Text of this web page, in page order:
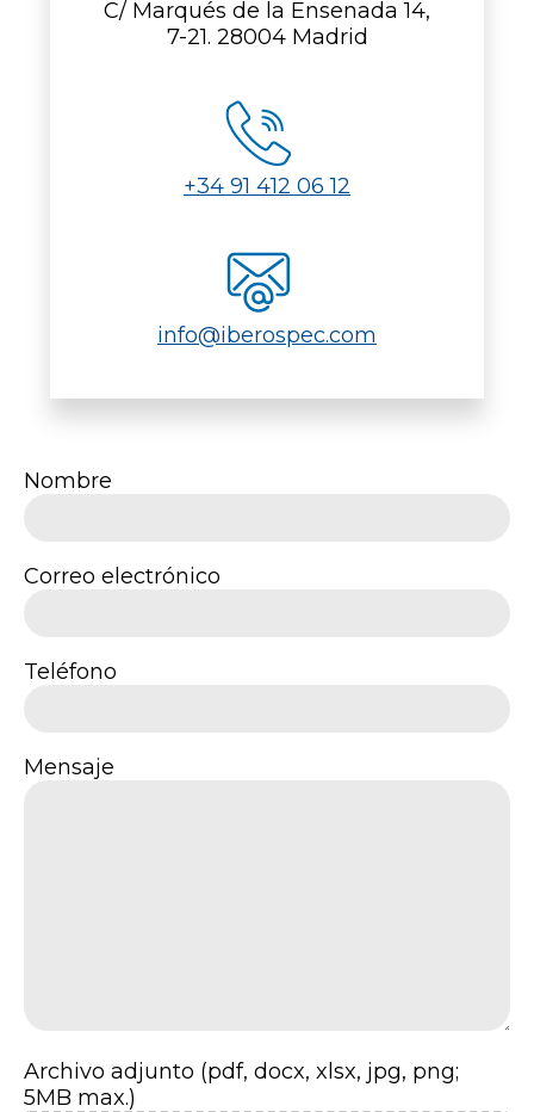
C/ Marqués de la Ensenada 14,
7-21. 28004 Madrid
+34 91 412 06 12
info@iberospec.com
Nombre
Correo electrónico
Teléfono
Mensaje
Archivo adjunto (pdf, docx, xlsx, jpg, png;
5MB max.)